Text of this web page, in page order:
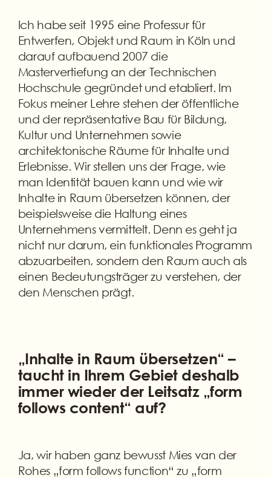
Ich habe seit 1995 eine Professur für
Entwerfen, Objekt und Raum in Köln und
darauf aufbauend 2007 die
Mastervertiefung an der Technischen
Hochschule gegründet und etabliert. Im
Fokus meiner Lehre stehen der öffentliche
und der repräsentative Bau für Bildung,
Kultur und Unternehmen sowie
architektonische Räume für Inhalte und
Erlebnisse. Wir stellen uns der Frage, wie
man Identität bauen kann und wie wir
Inhalte in Raum übersetzen können, der
beispielsweise die Haltung eines
Unternehmens vermittelt. Denn es geht ja
nicht nur darum, ein funktionales Programm
abzuarbeiten, sondern den Raum auch als
einen Bedeutungsträger zu verstehen, der
den Menschen prägt.
„Inhalte in Raum übersetzen“ –
taucht in Ihrem Gebiet deshalb
immer wieder der Leitsatz „form
follows content“ auf?
Ja, wir haben ganz bewusst Mies van der
Rohes „form follows function“ zu „form